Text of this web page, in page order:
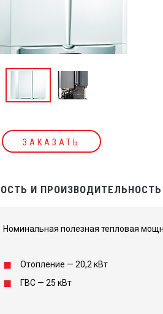
ЗАКАЗАТЬ
И ПРОИЗВОДИТЕЛЬНОСТЬ
Номинальная полезная тепловая
Отопление — 20,2 кВт
ГВС — 25 кВт